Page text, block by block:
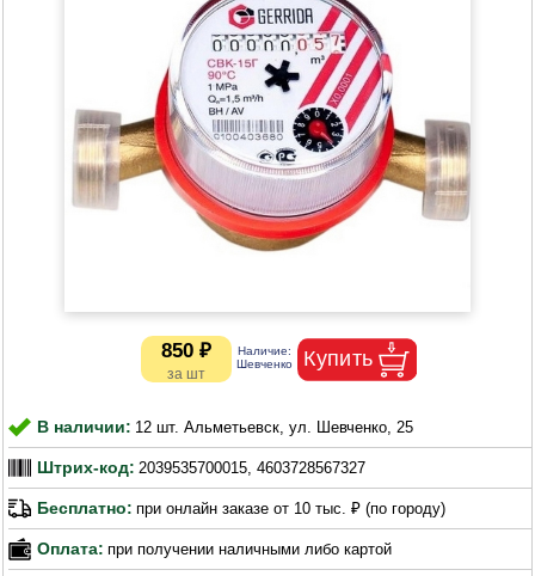
850 ₽
В наличии: 12 шт. Альметьевск, ул. Шевченко, 25
Штрих-код: 2039535700015, 4603728567327
Бесплатно: при онлайн заказе от 10 тыс. ₽ (по городу)
Оплата: при получении наличными либо картой